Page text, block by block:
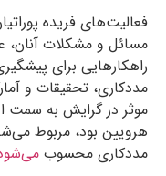
فعالیت‌های فریده
مسائل و مشکلات آنان،
راهکارهایی برای
مددکاری، تحقیقات و
موثر در گرایش به سمت
هرویین بود، مربوط
مددکاری محسوب